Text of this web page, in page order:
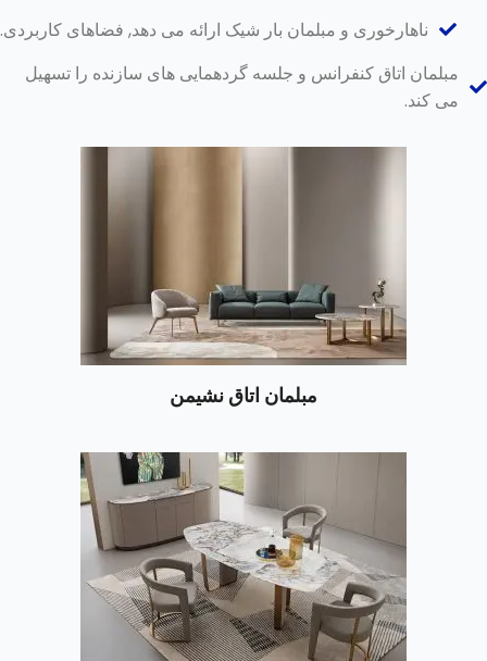
ناهارخوری و مبلمان بار شیک ارائه می دهد, فضاهای کاربردی.
مبلمان اتاق کنفرانس و جلسه گردهمایی های سازنده را تسهیل
می کند.
مبلمان اتاق نشیمن